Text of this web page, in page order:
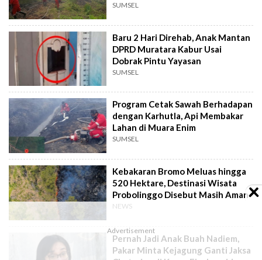
SUMSEL
Baru 2 Hari Direhab, Anak Mantan
DPRD Muratara Kabur Usai
Dobrak Pintu Yayasan
SUMSEL
Program Cetak Sawah Berhadapan
dengan Karhutla, Api Membakar
Lahan di Muara Enim
SUMSEL
Kebakaran Bromo Meluas hingga
520 Hektare, Destinasi Wisata
Probolinggo Disebut Masih Aman
NEWS
Pernah Jadi Anak Buah Nadiem,
Pakar Minta Kejagung Ganti Jaksa